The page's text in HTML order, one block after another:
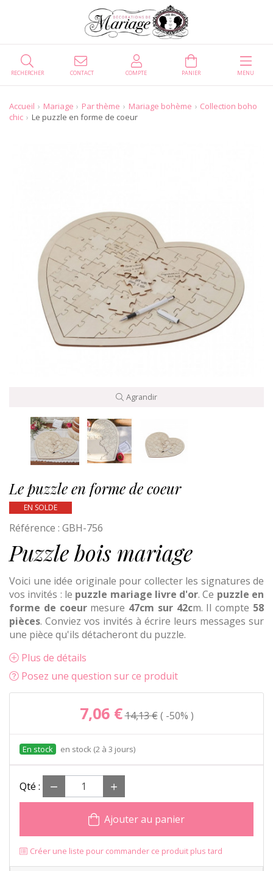
CONTACT
RECHERCHER COMPTE PANIER MENU
Accueil Mariage Par thème Mariage bohème
Collection boho
chic
Le puzzle en forme de coeur
Agrandir
Le puzzle en forme de coeur
EN SOLDE
Référence : GBH-756
Puzzle bois mariage
Voici une idée originale pour collecter les signatures de
vos invités : le puzzle mariage livre d'or. Ce puzzle en
forme de coeurmesure 47cm sur 42cm. Il compte 58
pièces. Conviez vos invités à écrire leurs messages sur
une pièce qu'ils détacheront du puzzle.
Plus de détails
Posez une question sur ce produit
7,06 €14,13 € -50%
en stock (2 à 3 jours)
Qté :
Ajouter au panier
Créer une liste pour commander ce produit plus tard